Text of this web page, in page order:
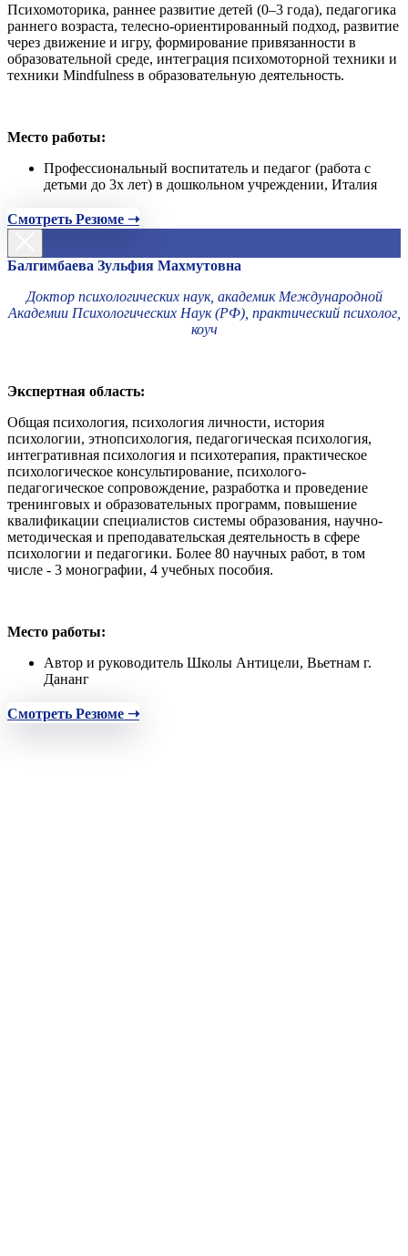
Психомоторика, раннее развитие детей (0–3 года), педагогика
раннего возраста, телесно-ориентированный подход, развитие
через движение и игру, формирование привязанности в
образовательной среде, интеграция психомоторной техники и
техники Mindfulness в образовательную деятельность.
Место работы:
Профессиональный воспитатель и педагог (работа с
детьми до 3х лет) в дошкольном учреждении, Италия
Смотреть Резюме ➝
Балгимбаева Зульфия Махмутовна
Доктор психологических наук, академик Международной
Академии Психологических Наук (РФ), практический психолог,
коуч
Экспертная область:
Общая психология, психология личности, история
психологии, этнопсихология, педагогическая психология,
интегративная психология и психотерапия, практическое
психологическое консультирование, психолого-
педагогическое сопровождение, разработка и проведение
тренинговых и образовательных программ, повышение
квалификации специалистов системы образования, научно-
методическая и преподавательская деятельность в сфере
психологии и педагогики. Более 80 научных работ, в том
числе - 3 монографии, 4 учебных пособия.
Место работы:
Автор и руководитель Школы Антицели, Вьетнам г.
Дананг
Смотреть Резюме ➝